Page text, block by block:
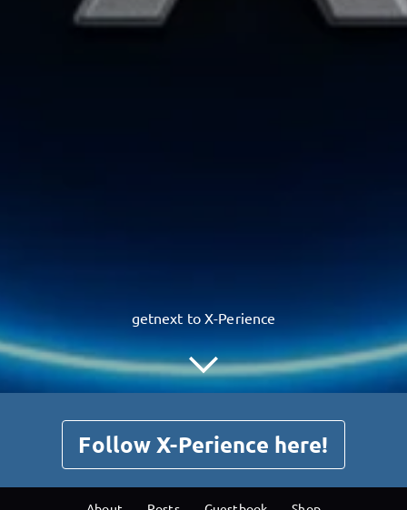
getnext to X-Perience
Follow X-Perience here!